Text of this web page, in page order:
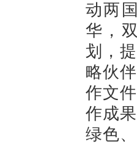
动两
华，
划，
略伙
作文
作成
绿色